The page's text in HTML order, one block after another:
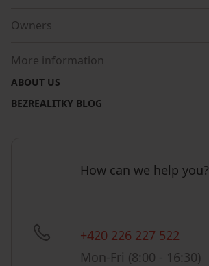
Owners
More information
ABOUT US
BEZREALITKY BLOG
How can we help you?
+420 226 227 522
Mon-Fri (8:00 - 16:30)